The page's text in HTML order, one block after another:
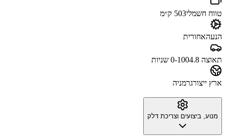
טווח חשמלי503 ק״מ
הנעהאחורית
תאוצה 0-100 4.8 שניות
ארץ ייצורגרמניה
מנוע, ביצועים וצריכת דלק